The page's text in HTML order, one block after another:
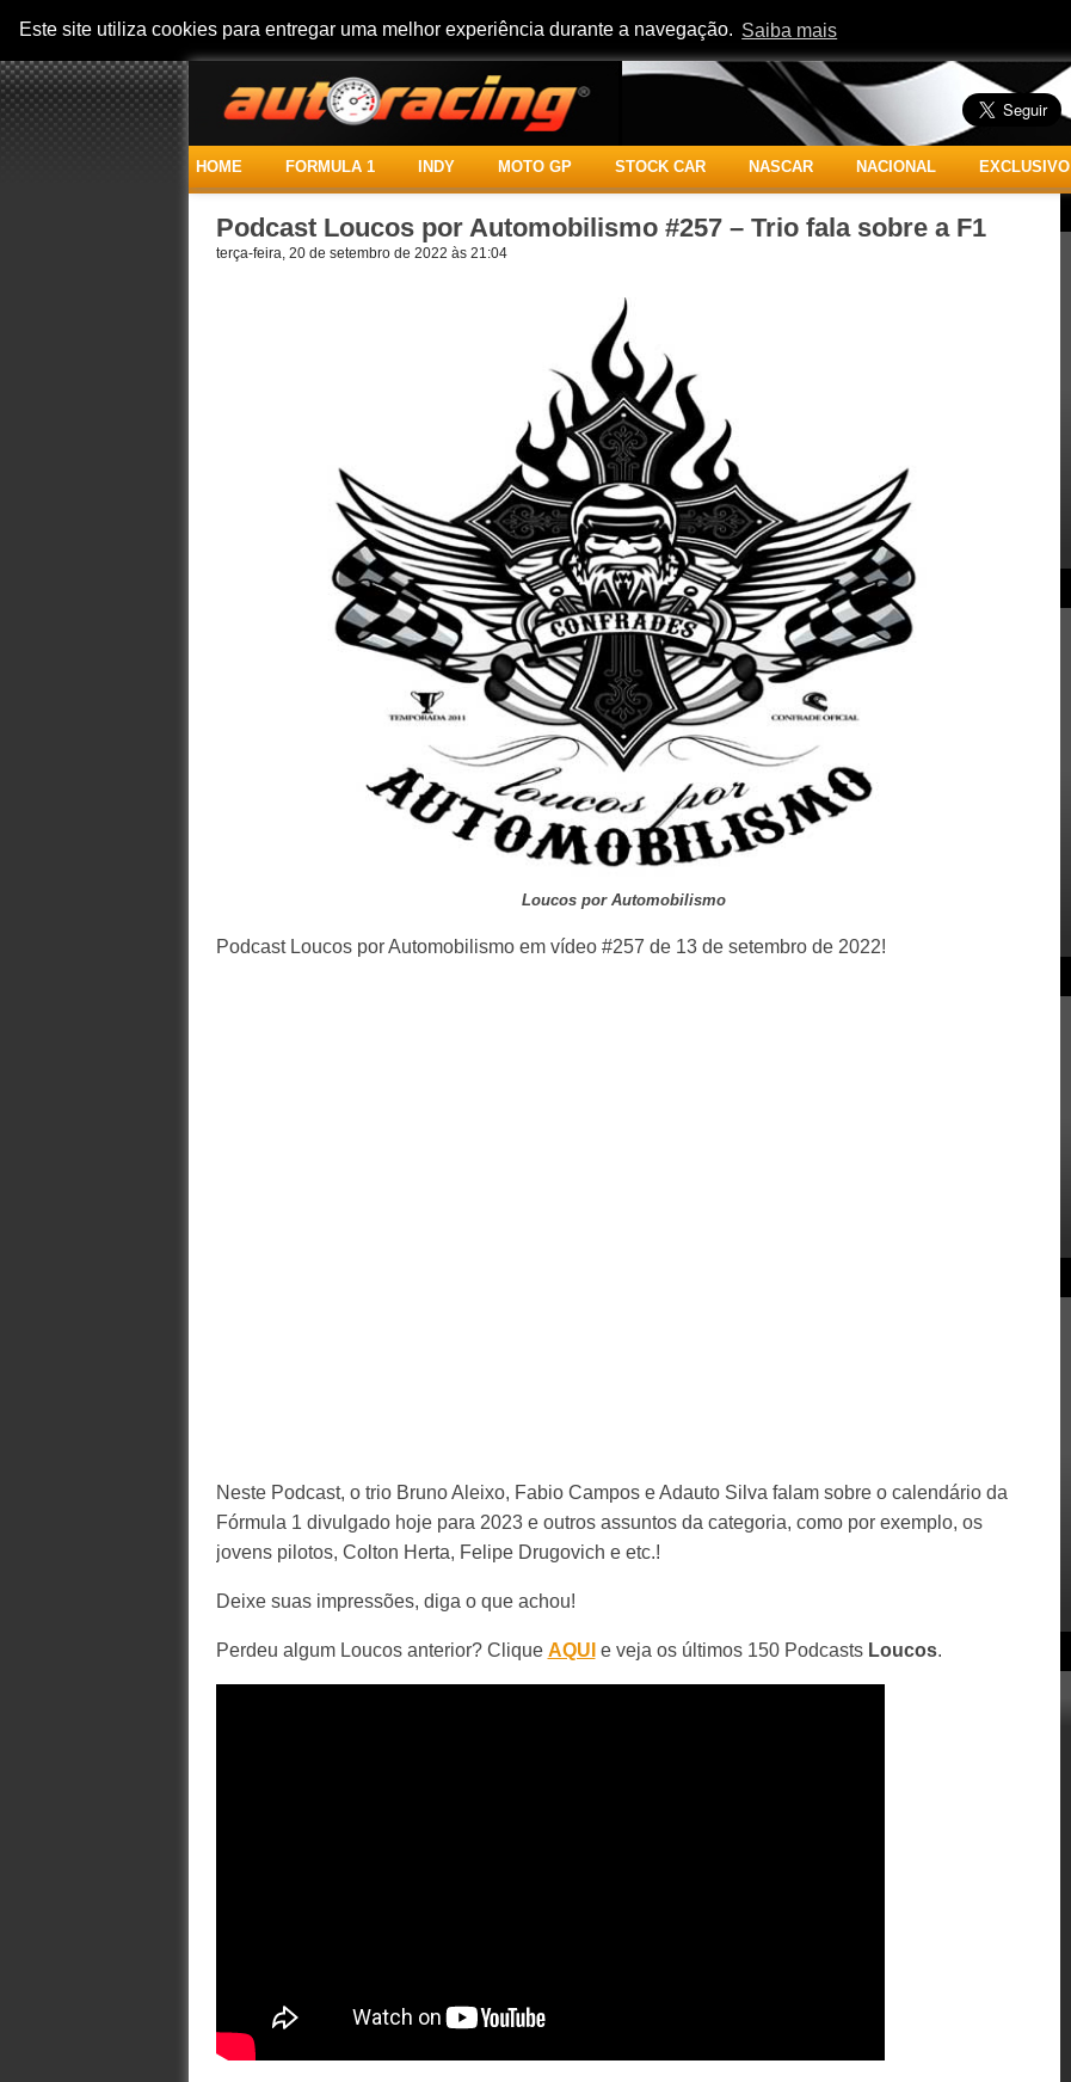
Este site utiliza cookies para entregar uma melhor experiência durante a navegação. Saiba mais
HOME FORMULA 1 INDY MOTO GP STOCK CAR NASCAR NACIONAL EXCLUSIVO
Podcast Loucos por Automobilismo #257 – Trio fala sobre a F1
terça-feira, 20 de setembro de 2022 às 21:04
Loucos por Automobilismo
Podcast Loucos por Automobilismo em vídeo #257 de 13 de setembro de 2022!
Neste Podcast, o trio Bruno Aleixo, Fabio Campos e Adauto Silva falam sobre o calendário da
Fórmula 1 divulgado hoje para 2023 e outros assuntos da categoria, como por exemplo, os
jovens pilotos, Colton Herta, Felipe Drugovich e etc.!
Deixe suas impressões, diga o que achou!
Perdeu algum Loucos anterior? Clique AQUI e veja os últimos 150 Podcasts Loucos.